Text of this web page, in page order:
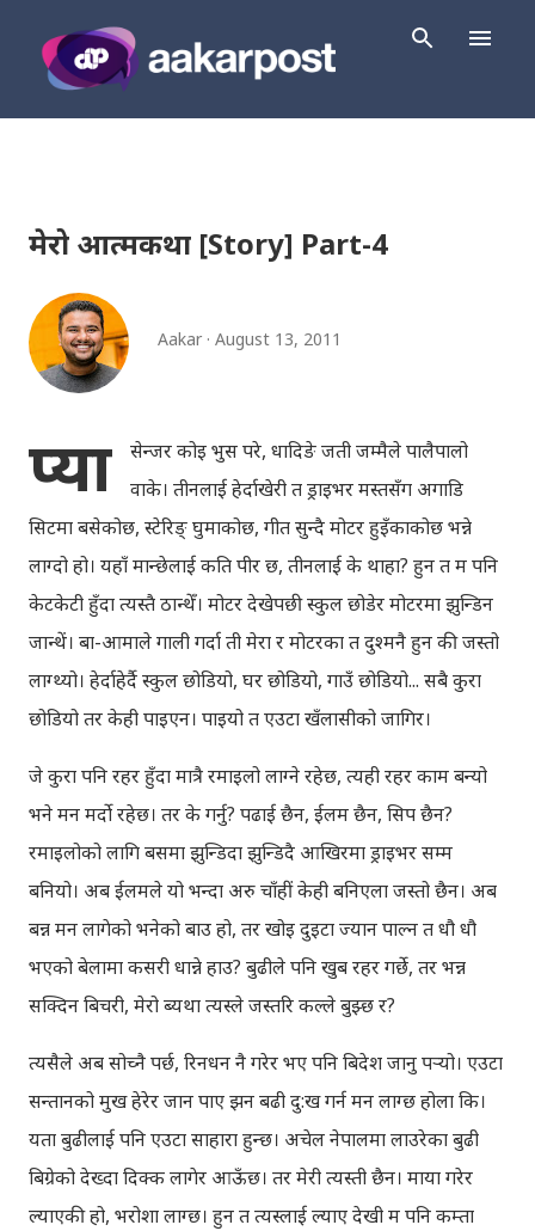
मेरो आत्मकथा [Story] Part-4
Aakar August 13, 2011
प्या
सेन्जर कोइ भुस परे, धादिङे जती जम्मैले पालैपालो
वाके। तीनलाई हेर्दाखेरी त ड्राइभर मस्तसँग अगाडि
सिटमा बसेकोछ, स्टेरिङ् घुमाकोछ, गीत सुन्दै मोटर हुइँकाकोछ भन्ने
लाग्दो हो। यहाँ मान्छेलाई कति पीर छ, तीनलाई के थाहा? हुन त म पनि
केटकेटी हुँदा त्यस्तै ठान्थेँ। मोटर देखेपछी स्कुल छोडेर मोटरमा झुन्डिन
जान्थें। बा-आमाले गाली गर्दा ती मेरा र मोटरका त दुश्मनै हुन की जस्तो
लाग्थ्यो। हेर्दाहेर्दै स्कुल छोडियो, घर छोडियो, गाउँ छोडियो... सबै कुरा
छोडियो तर केही पाइएन। पाइयो त एउटा खँलासीको जागिर।
जे कुरा पनि रहर हुँदा मात्रै रमाइलो लाग्ने रहेछ, त्यही रहर काम बन्यो
भने मन मर्दो रहेछ। तर के गर्नु? पढाई छैन, ईलम छैन, सिप छैन?
रमाइलोको लागि बसमा झुन्डिदा झुन्डिदै आखिरमा ड्राइभर सम्म
बनियो। अब ईलमले यो भन्दा अरु चाँहीं केही बनिएला जस्तो छैन। अब
बन्न मन लागेको भनेको बाउ हो, तर खोइ दुइटा ज्यान पाल्न त धौ धौ
भएको बेलामा कसरी धान्ने हाउ? बुढीले पनि खुब रहर गर्छे, तर भन्न
सक्दिन बिचरी, मेरो ब्यथा त्यस्ले जस्तरि कल्ले बुझ्छ र?
त्यसैले अब सोच्नै पर्छ, रिनधन नै गरेर भए पनि बिदेश जानु पर्‍यो। एउटा
सन्तानको मुख हेरेर जान पाए झन बढी दु:ख गर्न मन लाग्छ होला कि।
यता बुढीलाई पनि एउटा साहारा हुन्छ। अचेल नेपालमा लाउरेका बुढी
बिग्रेको देख्दा दिक्क लागेर आऊँछ। तर मेरी त्यस्ती छैन। माया गरेर
ल्याएकी हो, भरोशा लाग्छ। हुन त त्यस्लाई ल्याए देखी म पनि कम्ता